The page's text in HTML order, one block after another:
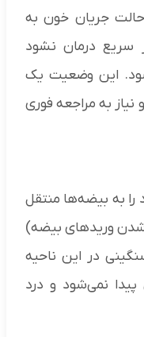
جریان خون به
درمان نشود
این وضعیت یک
به مراجعه فوری
را به بیضه‌ها منتقل
وریدهای بیضه)
در این ناحیه
نمی‌شود و درد